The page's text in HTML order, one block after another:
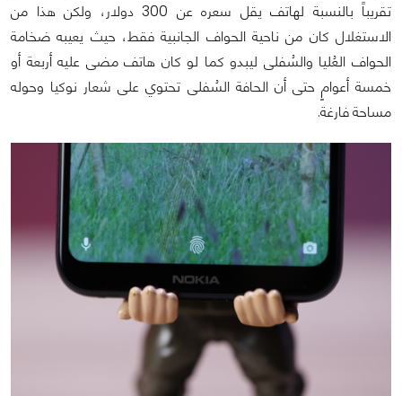
تقريباً بالنسبة لهاتف يقل سعره عن 300 دولار، ولكن هذا من
الاستغلال كان من ناحية الحواف الجانبية فقط، حيث يعيبه ضخامة
الحواف العُليا والسُفلى ليبدو كما لو كان هاتف مضى عليه أربعة أو
خمسة أعوامٍ حتى أن الحافة السُفلى تحتوي على شعار نوكيا وحوله
مساحة فارغة.